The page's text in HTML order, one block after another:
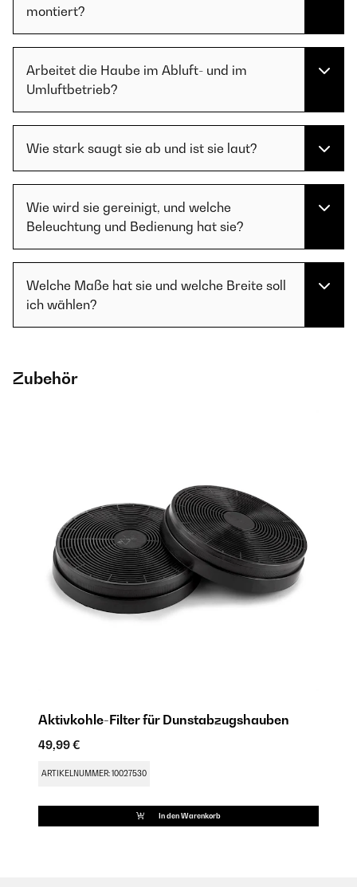
montiert?
Arbeitet die Haube im Abluft- und im
Umluftbetrieb?
Wie stark saugt sie ab und ist sie laut?
Wie wird sie gereinigt, und welche
Beleuchtung und Bedienung hat sie?
Welche Maße hat sie und welche Breite soll
ich wählen?
Zubehör
Aktivkohle-Filter für Dunstabzugshauben
49,99 €
ARTIKELNUMMER: 10027530
In den Warenkorb